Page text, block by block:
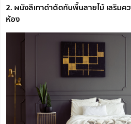
2. ผนังสีเทาดำตัดกับพื้นลายไม้ เสริมค
ห้อง